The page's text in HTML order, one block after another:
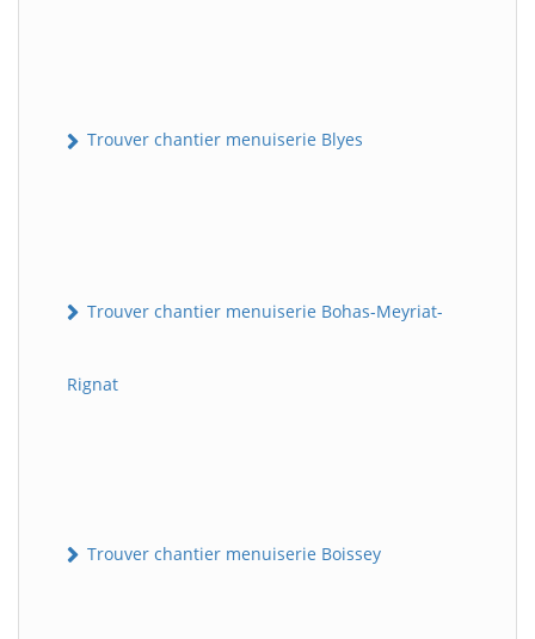
Trouver chantier menuiserie Blyes
Trouver chantier menuiserie Bohas-Meyriat-
Rignat
Trouver chantier menuiserie Boissey